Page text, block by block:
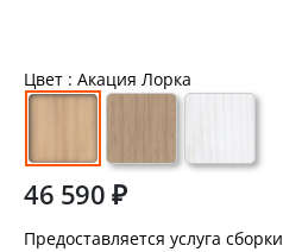
Цвет : Акация Лорка
46 590 ₽
Предоставляется услуга сборки